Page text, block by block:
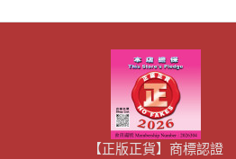
【正版正貨】商標認證